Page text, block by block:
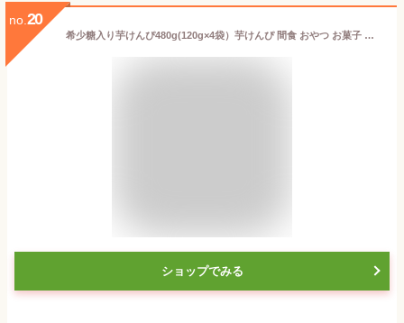
no. 20
希少糖入り芋けんぴ480g(120g×4袋）芋けんぴ 間食 おやつ お菓子 希少糖 黄金千貫 小分け 送料無料
ショップでみる